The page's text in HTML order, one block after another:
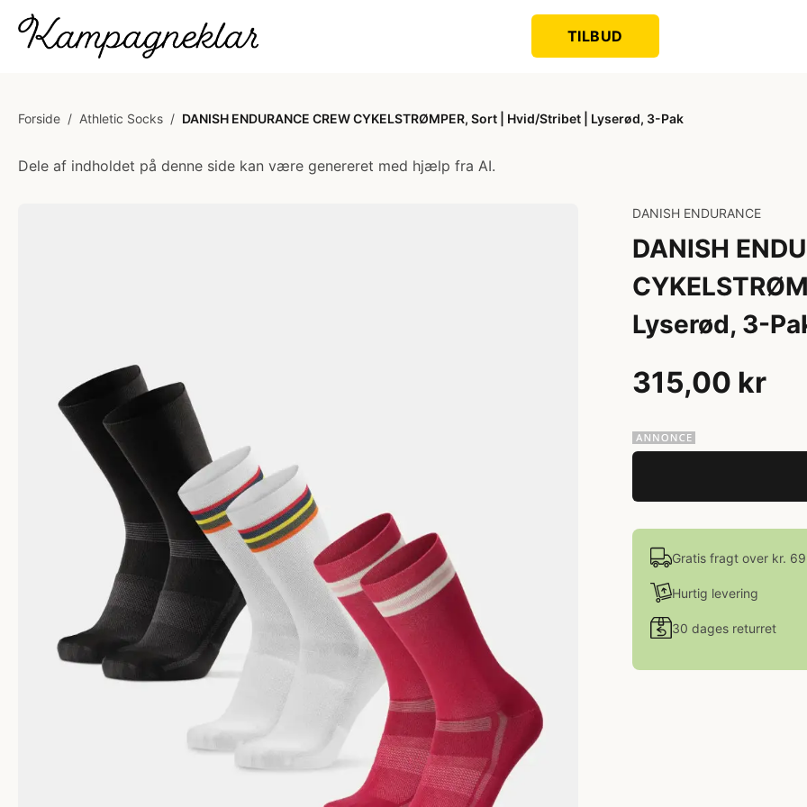
TILBUD
Forside / Athletic Socks / DANISH ENDURANCE CREW CYKELSTRØMPER, Sort | Hvid/Stribet | Lyserød, 3-Pak
Dele af indholdet på denne side kan være genereret med hjælp fra AI.
DANISH ENDURANCE
DANISH
Lyserød, 3-
315,00 kr
Gratis fragt over kr.
Hurtig levering
30 dages returret